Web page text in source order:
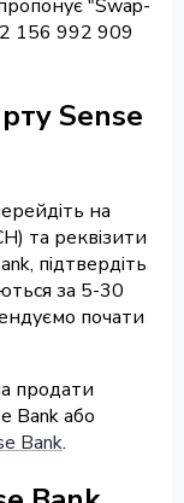
"Swap-
156 992 909
Sense
на
та реквізити
підтвердіть
за 5-30
почати
продати
Bank або
Bank.